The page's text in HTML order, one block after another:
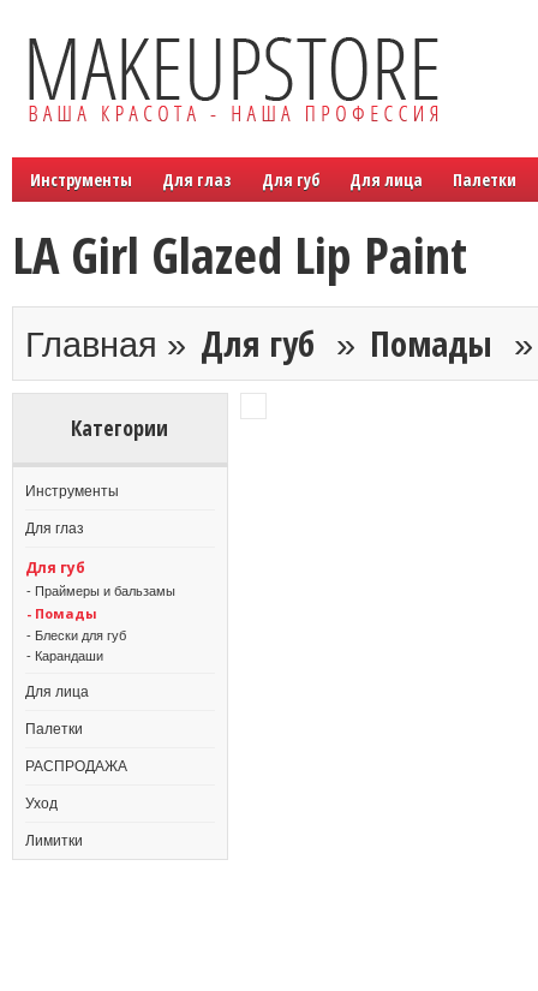
Инструменты Для глаз Для губ Для лица Палетки
LA Girl Glazed Lip Paint
Главная » Для губ » Помады
Категории
Инструменты
Для глаз
Для губ
- Праймеры и бальзамы
- Помады
- Блески для губ
- Карандаши
Для лица
Палетки
РАСПРОДАЖА
Уход
Лимитки